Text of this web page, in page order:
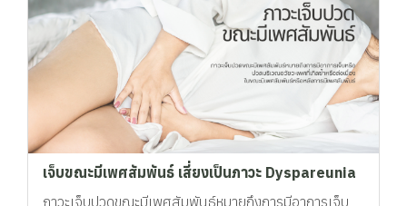
เจ็บขณะมีเพศสัมพันธ์ เสี่ยงเป็นภาวะ Dyspareunia
ภาวะเจ็บปวดขณะมีเพศสัมพันธ์หมายถึงการมีอาการเจ็บ